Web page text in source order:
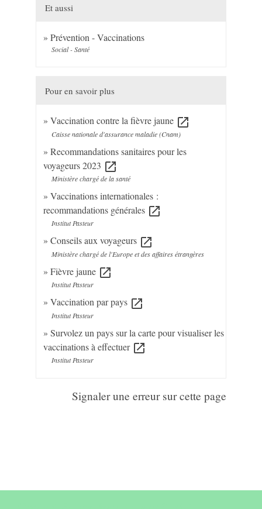
Et aussi
Prévention - Vaccinations
Social - Santé
Pour en savoir plus
Vaccination contre la fièvre jaune open_in_new
Caisse nationale d'assurance maladie (Cnam)
Recommandations sanitaires pour les
voyageurs 2023 open_in_new
Ministère chargé de la santé
Vaccinations internationales :
recommandations générales open_in_new
Institut Pasteur
Conseils aux voyageurs open_in_new
Ministère chargé de l'Europe et des affaires étrangères
Fièvre jaune open_in_new
Institut Pasteur
Vaccination par pays open_in_new
Institut Pasteur
Survolez un pays sur la carte pour visualiser les
vaccinations à effectuer open_in_new
Institut Pasteur
Signaler une erreur sur cette page